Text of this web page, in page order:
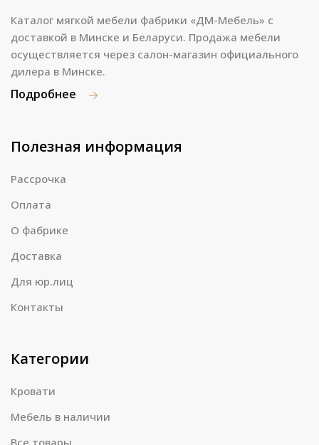
Каталог мягкой мебели фабрики «ДМ-Мебель» с
доставкой в Минске и Беларуси. Продажа мебели
осуществляется через салон-магазин официального
дилера в Минске.
Подробнее
Полезная информация
Рассрочка
Оплата
О фабрике
Доставка
Для юр.лиц
Контакты
Категории
Кровати
Мебель в наличии
Все товары